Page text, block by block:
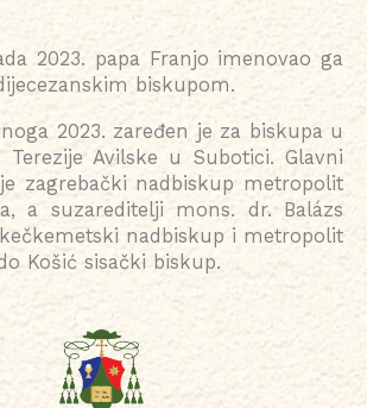
2023. papa Franjo imenovao ga
biskupom.
2023. zaređen je za biskupa u
Terezije Avilske u Subotici. Glavni
zagrebački nadbiskup metropolit
a suzareditelji mons. dr. Balázs
nadbiskup i metropolit
Košić sisački biskup.